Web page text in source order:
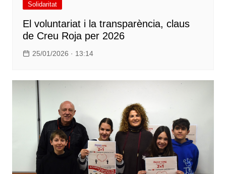
Solidaritat
El voluntariat i la transparència, claus
de Creu Roja per 2026
25/01/2026 · 13:14